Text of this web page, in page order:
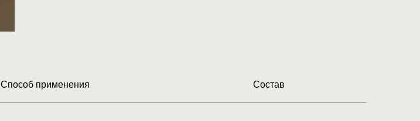
Способ применения Состав